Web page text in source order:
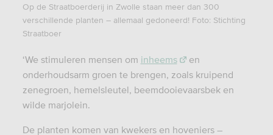
Op de Straatboerderij in Zwolle staan meer dan 300
verschillende planten – allemaal gedoneerd! Foto: Stichting
Straatboer
‘We stimuleren mensen om inheems
en
onderhoudsarm groen te brengen, zoals kruipend
zenegroen, hemelsleutel, beemdooievaarsbek en
wilde marjolein.
De planten komen van kwekers en hoveniers –